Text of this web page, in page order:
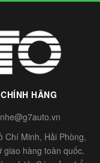
HÃNG
Chí Minh, Hải Phòng,
giao hàng toàn quốc.